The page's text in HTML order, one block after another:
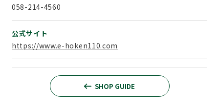
058-214-4560
公式サイト
https://www.e-hoken110.com
SHOP GUIDE